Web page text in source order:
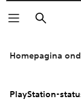
Zoeken
Homepagina
PlayStation-